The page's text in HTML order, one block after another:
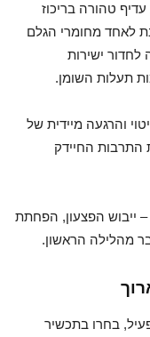
טהורה בריכוז
לאחד מחומרי הגלם
לחדור ישירות
תעלות השומן.
והרגעה מיידית של
התרבות החיידק
ייבוש הפצעון, הפחתת
מהלילה הראשון.
פעיל, בחרו בתכשיר